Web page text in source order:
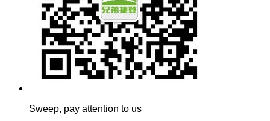
Sweep, pay attention to us